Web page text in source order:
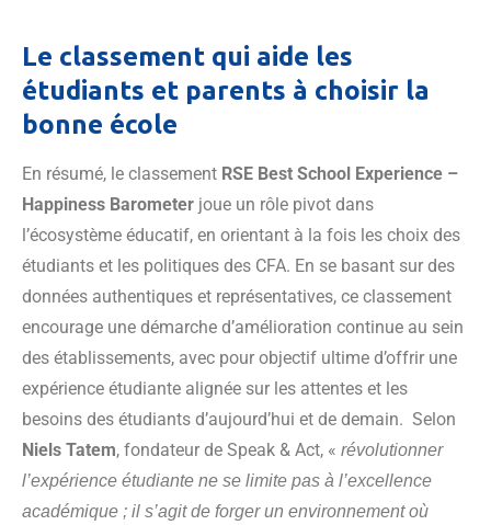
Le classement qui aide les
étudiants et parents à choisir la
bonne école
En résumé, le classement RSE Best School Experience –
Happiness Barometer joue un rôle pivot dans
l’écosystème éducatif, en orientant à la fois les choix des
étudiants et les politiques des CFA. En se basant sur des
données authentiques et représentatives, ce classement
encourage une démarche d’amélioration continue au sein
des établissements, avec pour objectif ultime d’offrir une
expérience étudiante alignée sur les attentes et les
besoins des étudiants d’aujourd’hui et de demain. Selon
Niels Tatem, fondateur de Speak & Act, « révolutionner
l’expérience étudiante ne se limite pas à l’excellence
académique ; il s’agit de forger un environnement où